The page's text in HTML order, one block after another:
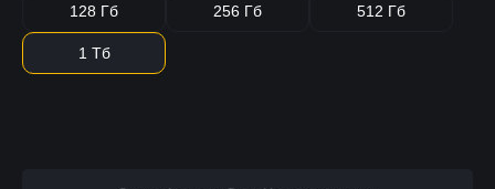
128 Гб 256 Гб 512 Гб
1 Тб